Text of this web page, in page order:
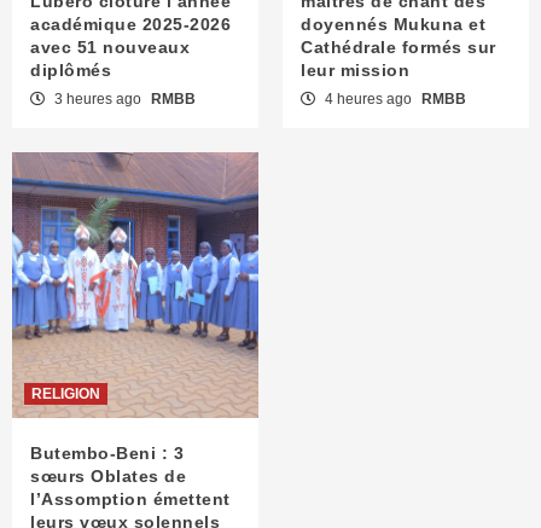
académique 2025-2026
avec 51 nouveaux
diplômés
3 heures ago RMBB
doyennés Mukuna et
Cathédrale formés sur
leur mission
4 heures ago RMBB
RELIGION
Butembo-Beni : 3
sœurs Oblates de
l’Assomption émettent
leurs vœux solennels